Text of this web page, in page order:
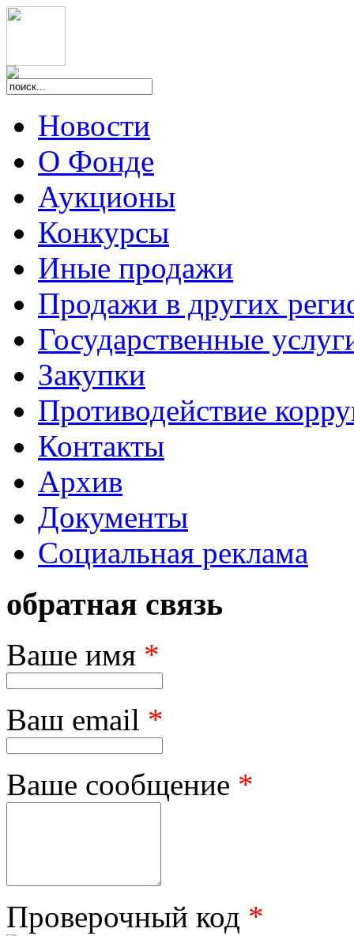
Новости
О Фонде
Аукционы
Конкурсы
Иные продажи
Продажи в других
Государственные
Закупки
Противодействие
Контакты
Архив
Документы
Социальная реклама
обратная связь
Ваше имя *
Ваш email *
Ваше сообщение *
Проверочный код *